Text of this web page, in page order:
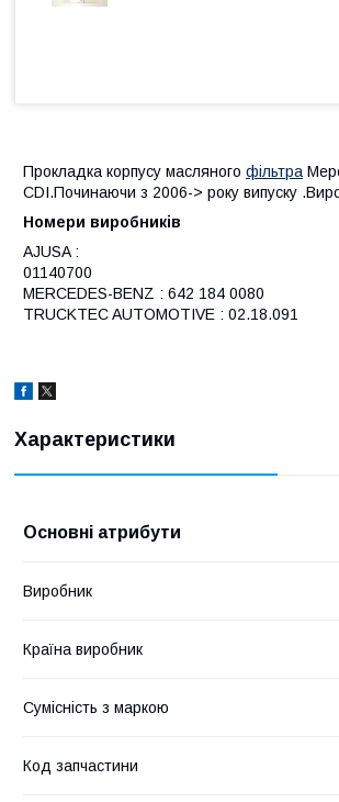
Прокладка корпусу масляного фільтра
CDI.Починаючи з 2006-> року випуску
Номери виробників
AJUSA :
01140700
MERCEDES-BENZ : 642 184 0080
TRUCKTEC AUTOMOTIVE : 02.18.091
Характеристики
Основні атрибути
Виробник
Країна виробник
Сумісність з маркою
Код запчастини